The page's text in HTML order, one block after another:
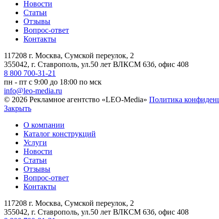
Новости
Статьи
Отзывы
Вопрос-ответ
Контакты
117208 г. Москва, Сумской переулок, 2
355042, г. Ставрополь, ул.50 лет ВЛКСМ 63б, офис 408
8 800 700-31-21
пн - пт с 9:00 до 18:00 по мск
info@leo-media.ru
© 2026 Рекламное агентство «LEO-Media» Политика
Закрыть
О компании
Каталог конструкций
Услуги
Новости
Статьи
Отзывы
Вопрос-ответ
Контакты
117208 г. Москва, Сумской переулок, 2
355042, г. Ставрополь, ул.50 лет ВЛКСМ 63б, офис 408